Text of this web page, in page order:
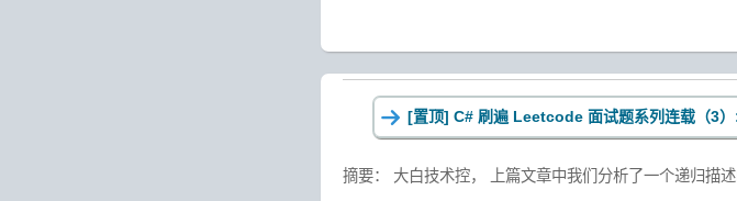
[置顶] C# 刷遍 Leetcode 面试题系列连载（3
摘要： 大白技术控， 上篇文章中我们分析了一个递归描